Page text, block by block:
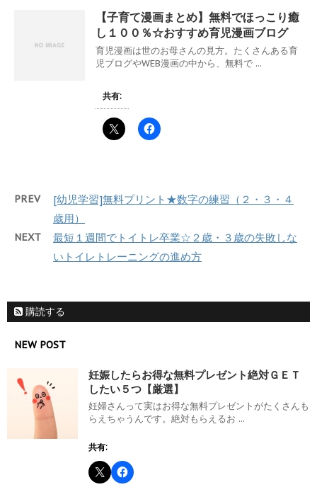
【子育て漫画まとめ】無料でほっこり癒
し１００％☆おすすめ育児漫画ブログ
育児漫画は世のお母さんの見方。たくさんある育
児ブログやWEB漫画の中から、無料で ...
共有:
PREV
[幼児学習]無料プリント★数字の練習（２・３・４
歳用）
NEXT
最短１週間でトイトレ卒業☆２歳・３歳の失敗しな
いトイレトレーニングの進め方
購読する
NEW POST
妊娠したらお得な無料プレゼント絶対ＧＥＴ
したい５つ【厳選】
妊婦さんって実はお得な無料プレゼントがたくさんも
らえちゃうんです。絶対もらえるお ...
共有: